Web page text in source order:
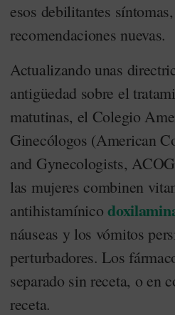
esos debilitantes
recomendaciones nuevas.
Actualizando unas
antigüedad sobre el
matutinas, el Colegio
Ginecólogos (American
and Gynecologists,
las mujeres combinen
antihistamínico
náuseas y los vómitos
perturbadores. Los
separado sin receta, o en
receta.